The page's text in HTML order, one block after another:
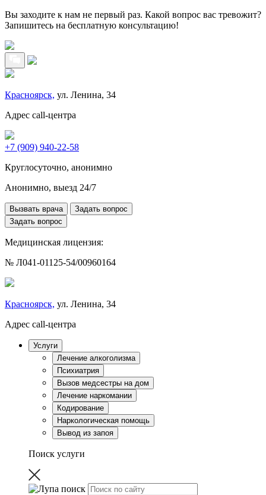
Вы заходите к нам не первый раз. Какой вопрос вас тревожит?
Запишитесь на бесплатную консультацию!
Красноярск, ул. Ленина, 34
Адрес call-центра
+7 (909) 940-22-58
Круглосуточно, анонимно
Анонимно, выезд 24/7
Вызвать врача
Задать вопрос
Задать вопрос
Медицинская лицензия:
№ Л041-01125-54/00960164
Красноярск, ул. Ленина, 34
Адрес call-центра
Услуги
Лечение алкоголизма
Психиатрия
Вызов медсестры на дом
Лечение наркомании
Кодирование
Наркологическая помощь
Вывод из запоя
Поиск услуги